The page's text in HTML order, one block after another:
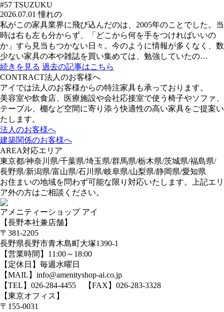
#57 TSUZUKU
2026.07.01 憧れの
私がこの家具業界に飛び込んだのは、2005年のことでした。当
時は右も左も分からず、「どこから何を手をつければいいの
か」すら見当もつかない日々。今のように情報が多くなく、数
少ない家具の本や雑誌を買い集めては、勉強していたの…
続きを見る 過去の記事はこちら
CONTRACT法人のお客様へ
アイでは法人のお客様からの特注家具も承っております。
美容室や飲食店、医療施設や会社応接室で使う椅子やソファ、
テーブル、棚など空間に寄り添う快適性の高い家具をご提案い
たします。
法人のお客様へ
建築関係のお客様へ
AREA対応エリア
東京都/神奈川県/千葉県/埼玉県/群馬県/栃木県/茨城県/福島県/
長野県/新潟県/富山県/石川県/岐阜県/山梨県/静岡県/愛知県
お住まいの地域を問わず可能な限り対応いたします。上記エリ
ア外の方はご相談ください。
アメニティーショップ アイ
【長野本社兼店舗】
〒381-2205
長野県長野市青木島町大塚1390-1
【営業時間】11:00～18:00
【定休日】毎週水曜日
【MAIL】info@amenityshop-ai.co.jp
【TEL】 026-284-4455 【FAX】026-283-3328
【東京オフィス】
〒155-0031